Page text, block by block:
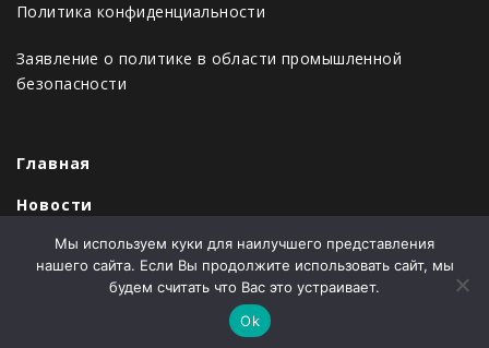
Политика конфиденциальности
Заявление о политике в области промышленной
безопасности
Главная
Новости
Продукция
Мы используем куки для наилучшего представления
нашего сайта. Если Вы продолжите использовать сайт, мы
будем считать что Вас это устраивает.
Ok